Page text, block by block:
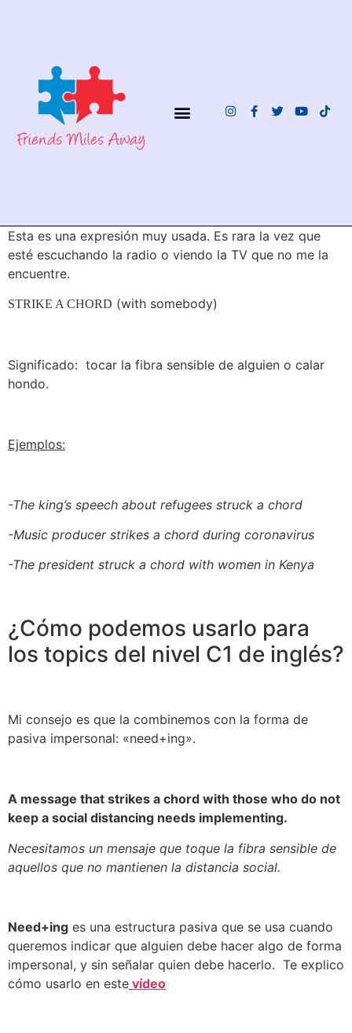
Esta es una expresión muy usada. Es rara la vez que
esté escuchando la radio o viendo la TV que no me la
encuentre.
STRIKE A CHORD (with somebody)
Significado: tocar la fibra sensible de alguien o calar
hondo.
Ejemplos:
-The king’s speech about refugees struck a chord
-Music producer strikes a chord during coronavirus
-The president struck a chord with women in Kenya
¿Cómo podemos usarlo para
los topics del nivel C1 de inglés?
Mi consejo es que la combinemos con la forma de
pasiva impersonal: «need+ing».
A message that strikes a chord with those who do not
keep a social distancing needs implementing.
Necesitamos un mensaje que toque la fibra sensible de
aquellos que no mantienen la distancia social.
Need+ing es una estructura pasiva que se usa cuando
queremos indicar que alguien debe hacer algo de forma
impersonal, y sin señalar quien debe hacerlo. Te explico
cómo usarlo en este vídeo